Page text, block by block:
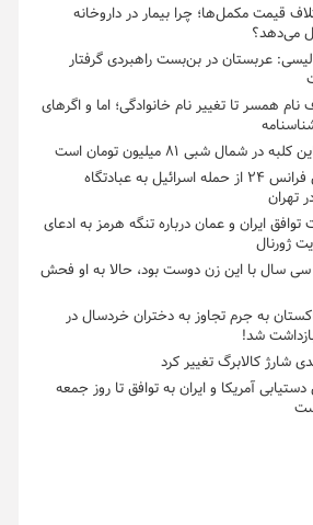
قیمت مکمل‌ها؛ چرا بیمار در داروخانه
می‌دهد؟
عربستان در بن‌بست راهبردی گرفتار
نام همسر تا تغییر نام خانوادگی؛ اما و اگرهای
در شمال شبی ۸۱ میلیون تومان است
گزارش فرانس ۲۴ از حمله اسرائیل به عبادتگاه
تهران
توافق ایران و عمان درباره تنگه هرمز به ادعای
ژورنال
سی سال با این زن دوست بود، حالا به او فحش
به جرم تجاوز به دختران خردسال در
شد!
شارژ کالابرگ تغییر کرد
آمریکا و ایران به توافق تا روز جمعه